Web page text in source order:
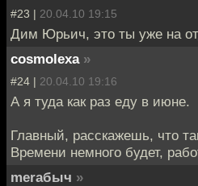
#23 | 20.04.10 19:15
Дим Юрьич, это ты уже на
cosmolexa »
#24 | 20.04.10 19:16
А я туда как раз еду в июне.
Главный, расскажешь, что
Времени немного будет,
meraбыч »